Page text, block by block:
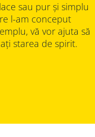
sau pur și simplu
l-am conceput
vă vor ajuta să
starea de spirit.